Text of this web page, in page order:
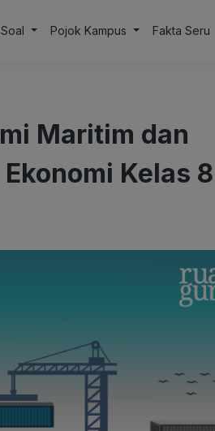
Pojok Kampus Fakta Seru
Maritim dan
Kelas 8